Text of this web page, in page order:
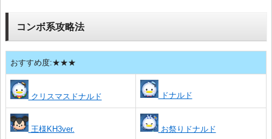
コンボ系攻略法
おすすめ度:★★★
クリスマスドナルド ドナルド
王様KH3ver. お祭りドナルド